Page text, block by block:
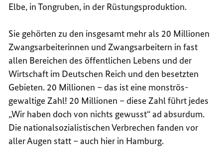
Elbe, in Tongruben, in der Rüstungsproduktion.
Sie gehörten zu den insgesamt mehr als 20 Millionen
Zwangsarbeiterinnen und Zwangsarbeitern in fast
allen Bereichen des öffentlichen Lebens und der
Wirtschaft im Deutschen Reich und den besetzten
Gebieten. 20 Millionen – das ist eine monströs-
gewaltige Zahl! 20 Millionen – diese Zahl führt jedes
„Wir haben doch von nichts gewusst“ ad absurdum.
Die nationalsozialistischen Verbrechen fanden vor
aller Augen statt – auch hier in Hamburg.